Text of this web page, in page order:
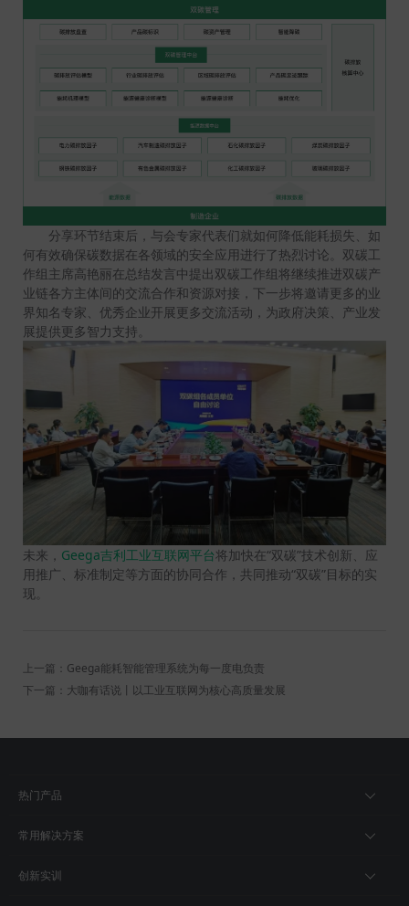
分享环节结束后，与会专家代表们就如何降低能耗损失、如
何有效确保碳数据在各领域的安全应用进行了热烈讨论。双碳工
作组主席高艳丽在总结发言中提出双碳工作组将继续推进双碳产
业链各方主体间的交流合作和资源对接，下一步将邀请更多的业
界知名专家、优秀企业开展更多交流活动，为政府决策、产业发
展提供更多智力支持。
未来， Geega吉利工业互联网平台将加快在“双碳”技术创新、应
用推广、标准制定等方面的协同合作，共同推动“双碳”目标的实
现。
上一篇：Geega能耗智能管理系统为每一度电负责
下一篇：大咖有话说丨以工业互联网为核心高质量发展
热门产品
常用解决方案
创新实训